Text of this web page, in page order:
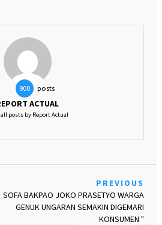
900 posts
ACTUAL
posts by Report Actual
PREVIOUS
SOFA BAKPAO JOKO PRASETYO WARGA
GENUK UNGARAN SEMAKIN DIGEMARI
KONSUMEN "